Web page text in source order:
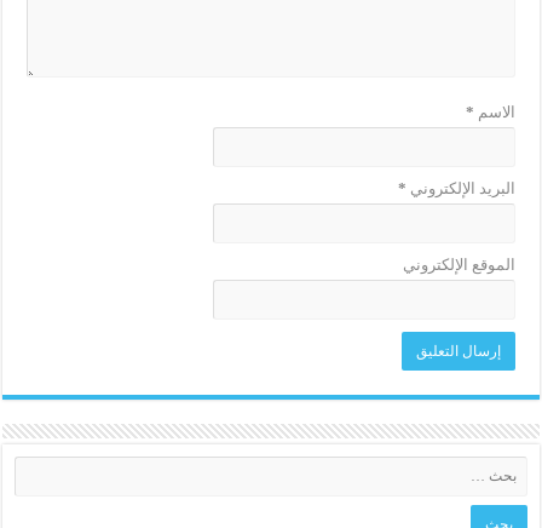
الاسم *
البريد الإلكتروني *
الموقع الإلكتروني